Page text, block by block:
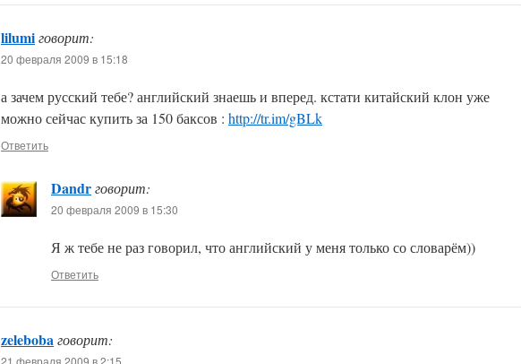
lilumiговорит:
20 февраля 2009 в 15:18
а зачем русский тебе? английский знаешь и вперед. кстати китайский клон уже
можно сейчас купить за 150 баксов : http://tr.im/gBLk
Ответить
Dandrговорит:
20 февраля 2009 в 15:30
Я ж тебе не раз говорил, что английский у меня только со словарём))
Ответить
zelebobaговорит:
21 февраля 2009 в 2:15